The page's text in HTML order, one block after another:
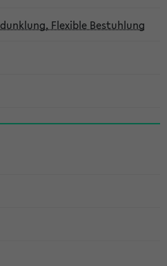
Flexible Bestuhlung